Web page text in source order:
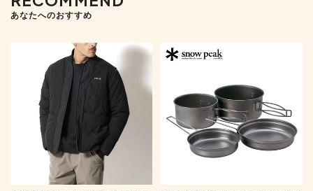
あなたへのおすすめ